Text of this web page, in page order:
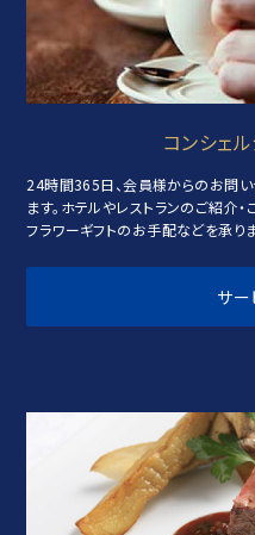
コンシェ
24時間365日、会員様からのお問
ます。ホテルやレストランのご紹介
フラワーギフトのお手配などを承りま
サ